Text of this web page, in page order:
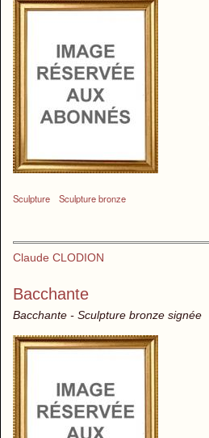
Sculpture Sculpture bronze
Claude CLODION
Bacchante
Bacchante - Sculpture bronze signée